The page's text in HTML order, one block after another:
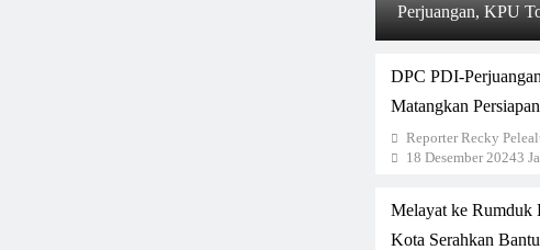
Perjuangan, KPU
Lengkap
DPC PDI-
Matangkan
ke-51
Reporter Recky
18 Desember 20243
Melayat ke Rumduk
Kota Serahkan